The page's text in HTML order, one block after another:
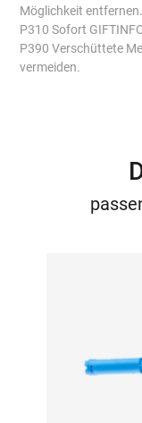
Möglichkeit
P310 Sofort
P390 Verschüttete
vermeiden.